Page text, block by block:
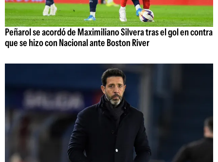
Peñarol se acordó de Maximiliano Silvera tras el gol en contra
que se hizo con Nacional ante Boston River